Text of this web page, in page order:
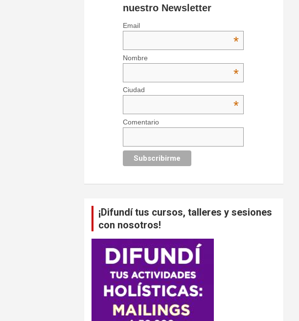
nuestro Newsletter
Email
*
Nombre
*
Ciudad
*
Comentario
¡Difundí tus cursos, talleres y sesiones
con nosotros!